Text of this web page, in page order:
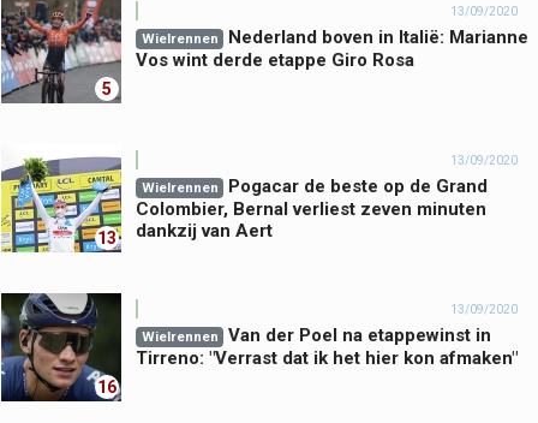
5
13/09/2020
Wielrennen
Nederland boven in Italië: Marianne
Vos wint derde etappe Giro Rosa
13
13/09/2020
Wielrennen
Pogacar de beste op de Grand
Colombier, Bernal verliest zeven minuten
dankzij van Aert
16
13/09/2020
Wielrennen
Van der Poel na etappewinst in
Tirreno: "Verrast dat ik het hier kon afmaken"